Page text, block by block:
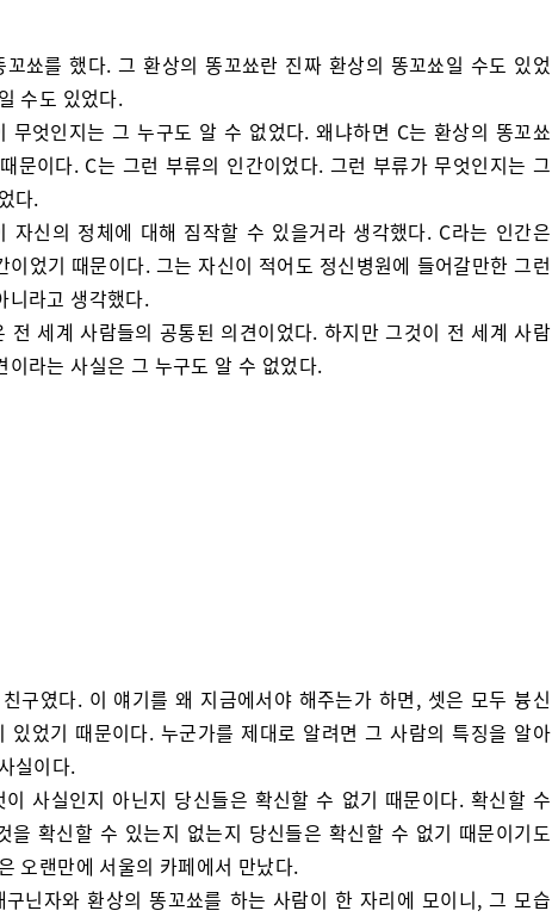
꼬쑈를 했다. 그 환상의 똥꼬쑈란 진짜 환상의 똥꼬쑈일 수도 있었
수도 있었다.
무엇인지는 그 누구도 알 수 없었다. 왜냐하면 C는 환상의 똥꼬쑈
문이다. C는 그런 부류의 인간이었다. 그런 부류가 무엇인지는 그
다.
자신의 정체에 대해 짐작할 수 있을거라 생각했다. C라는 인간은
이었기 때문이다. 그는 자신이 적어도 정신병원에 들어갈만한 그런
니라고 생각했다.
전 세계 사람들의 공통된 의견이었다. 하지만 그것이 전 세계 사람
이라는 사실은 그 누구도 알 수 없었다.
구였다. 이 얘기를 왜 지금에서야 해주는가 하면, 셋은 모두 븅신
있었기 때문이다. 누군가를 제대로 알려면 그 사람의 특징을 알아
실이다.
이 사실인지 아닌지 당신들은 확신할 수 없기 때문이다. 확신할 수
을 확신할 수 있는지 없는지 당신들은 확신할 수 없기 때문이기도
오랜만에 서울의 카페에서 만났다.
구닌자와 환상의 똥꼬쑈를 하는 사람이 한 자리에 모이니, 그 모습